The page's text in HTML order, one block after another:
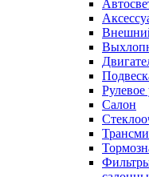
Рулевое
Салон